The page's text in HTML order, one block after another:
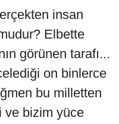
insan
Elbette
görünen tarafı...
on binlerce
bu milletten
ve bizim yüce